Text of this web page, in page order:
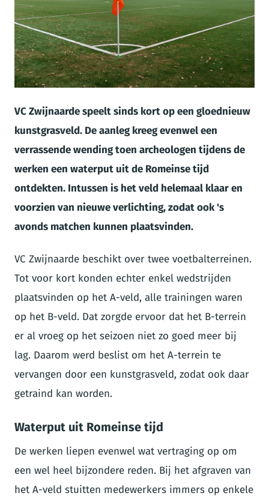
JPG
VC Zwijnaarde speelt sinds kort op een gloednieuw
kunstgrasveld. De aanleg kreeg evenwel een
verrassende wending toen archeologen tijdens de
werken een waterput uit de Romeinse tijd
ontdekten. Intussen is het veld helemaal klaar en
voorzien van nieuwe verlichting, zodat ook 's
avonds matchen kunnen plaatsvinden.
VC Zwijnaarde beschikt over twee voetbalterreinen.
Tot voor kort konden echter enkel wedstrijden
plaatsvinden op het A-veld, alle trainingen waren
op het B-veld. Dat zorgde ervoor dat het B-terrein
er al vroeg op het seizoen niet zo goed meer bij
lag. Daarom werd beslist om het A-terrein te
vervangen door een kunstgrasveld, zodat ook daar
getraind kan worden.
Waterput uit Romeinse tijd
De werken liepen evenwel wat vertraging op om
een wel heel bijzondere reden. Bij het afgraven van
het A-veld stuitten medewerkers immers op enkele